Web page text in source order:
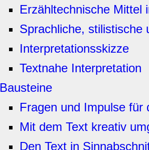
Erzähltechnische Mittel
Sprachliche, stilistische
Interpretationsskizze
Textnahe Interpretation
Bausteine
Fragen und Impulse für
Mit dem Text kreativ
Den Text in